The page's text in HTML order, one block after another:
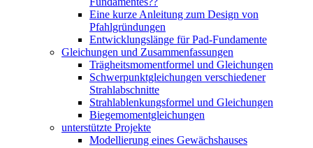
Eine kurze Anleitung zum Design von
Pfahlgründungen
Entwicklungslänge für Pad-Fundamente
Gleichungen und Zusammenfassungen
Trägheitsmomentformel und Gleichungen
Schwerpunktgleichungen verschiedener
Strahlabschnitte
Strahlablenkungsformel und Gleichungen
Biegemomentgleichungen
unterstützte Projekte
Modellierung eines Gewächshauses